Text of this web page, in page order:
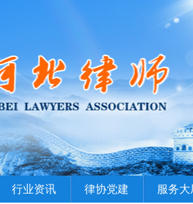
行业资讯 律协党建 服务大